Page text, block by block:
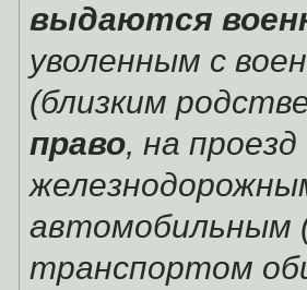
выдаются
уволенным с
(близким
право, на
автомобильным
транспортом